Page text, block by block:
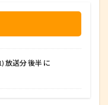
放送分 後半 に